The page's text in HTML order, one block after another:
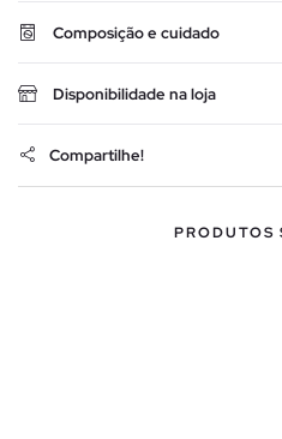
Composição e cuidado
Disponibilidade na loja
Compartilhe!
PRODUTOS